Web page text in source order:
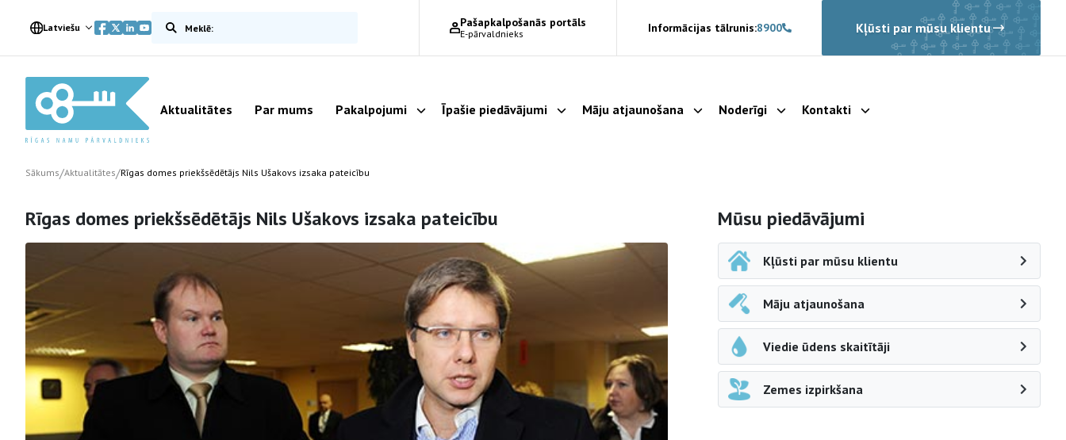
Latviešu Meklēt vietnē Pašapkalpošanās portāls
E-pārvaldnieks Informācijas tālrunis:8900 Kļūsti par mūsu klientu
Aktualitātes Par mums Pakalpojumi Parādīt apakšizvēlni
Īpašie piedāvājumi Parādīt apakšizvēlni
Māju atjaunošana Parādīt apakšizvēlni
Noderīgi Parādīt apakšizvēlni
Kontakti Parādīt apakšizvēlni
Sākums/Aktualitātes/Rīgas domes priekšsēdētājs Nils Ušakovs izsaka pateicību
Rīgas domes priekšsēdētājs Nils Ušakovs izsaka pateicību Sāna navigācija
Mūsu piedāvājumi
Kļūsti par mūsu klientu
Māju atjaunošana
Viedie ūdens skaitītāji
Zemes izpirkšana